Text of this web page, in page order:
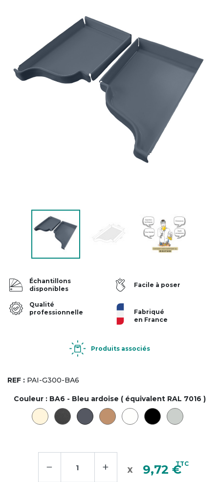
Échantillons
disponibles
Facile à poser
Qualité
professionnelle
Fabriqué
en France
Produits associés
REF : PAI-G300-BA6
Couleur : BA6 - Bleu ardoise ( équivalent RAL 7016 )
− + 9,72 €TTC